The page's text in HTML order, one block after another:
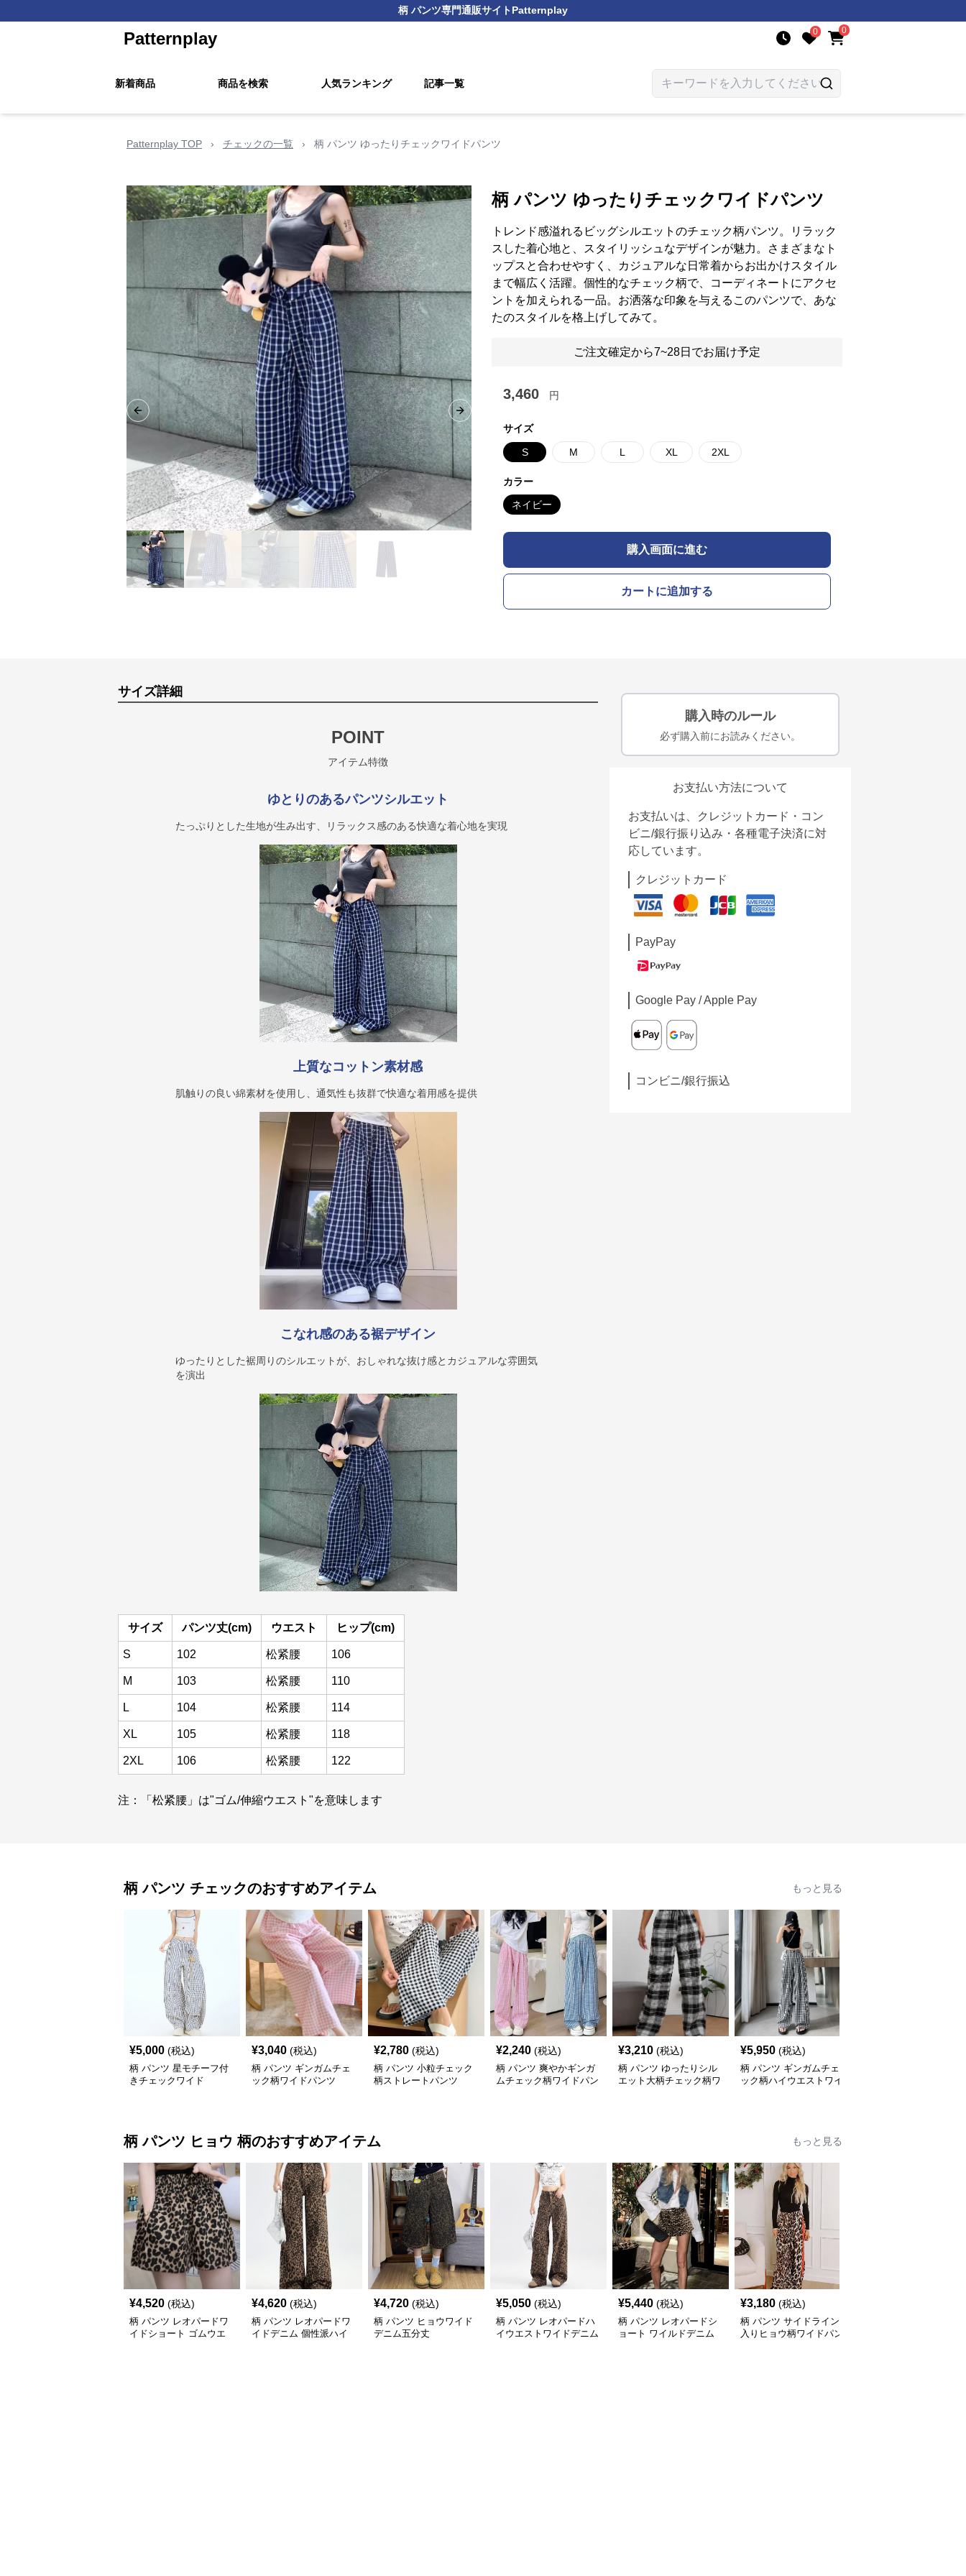
柄 パンツ専門通販サイトPatternplay
Patternplay 0 0
新着商品 商品を検索 人気ランキング 記事一覧
Patternplay TOP › チェックの一覧 › 柄 パンツ ゆったりチェックワイドパンツ
Previous slide Next slide
柄 パンツ ゆったりチェックワイドパンツ
トレンド感溢れるビッグシルエットのチェック柄パンツ。リラック
スした着心地と、スタイリッシュなデザインが魅力。さまざまなト
ップスと合わせやすく、カジュアルな日常着からお出かけスタイル
まで幅広く活躍。個性的なチェック柄で、コーディネートにアクセ
ントを加えられる一品。お洒落な印象を与えるこのパンツで、あな
たのスタイルを格上げしてみて。
ご注文確定から7~28日でお届け予定
3,460 円
サイズ
S M L XL 2XL
カラー
ネイビー
購入画面に進む
カートに追加する
サイズ詳細
POINT
アイテム特徴
ゆとりのあるパンツシルエット
たっぷりとした生地が生み出す、リラックス感のある快適な着心地を実現
上質なコットン素材感
肌触りの良い綿素材を使用し、通気性も抜群で快適な着用感を提供
こなれ感のある裾デザイン
ゆったりとした裾周りのシルエットが、おしゃれな抜け感とカジュアルな雰囲気
を演出
サイズ パンツ丈(cm) ウエスト ヒップ(cm)
S 102 松紧腰 106
M 103 松紧腰 110
L 104 松紧腰 114
XL 105 松紧腰 118
2XL 106 松紧腰 122
注：「松紧腰」は"ゴム/伸縮ウエスト"を意味します
購入時のルール
必ず購入前にお読みください。
お支払い方法について
お支払いは、クレジットカード・コン
ビニ/銀行振り込み・各種電子決済に対
応しています。
クレジットカード
PayPay
Google Pay / Apple Pay
コンビニ/銀行振込
柄 パンツ チェックのおすすめアイテム もっと見る
¥5,000 (税込)
柄 パンツ 星モチーフ付
きチェックワイド
¥3,040 (税込)
柄 パンツ ギンガムチェ
ック柄ワイドパンツ
¥2,780 (税込)
柄 パンツ 小粒チェック
柄ストレートパンツ
¥2,240 (税込)
柄 パンツ 爽やかギンガ
ムチェック柄ワイドパン
¥3,210 (税込)
柄 パンツ ゆったりシル
エット大柄チェック柄ワ
¥5,950 (税込)
柄 パンツ ギンガムチェ
ック柄ハイウエストワイ
柄 パンツ ヒョウ 柄のおすすめアイテム もっと見る
¥4,520 (税込)
柄 パンツ レオパードワ
イドショート ゴムウエ
¥4,620 (税込)
柄 パンツ レオパードワ
イドデニム 個性派ハイ
¥4,720 (税込)
柄 パンツ ヒョウワイド
デニム五分丈
¥5,050 (税込)
柄 パンツ レオパードハ
イウエストワイドデニム
¥5,440 (税込)
柄 パンツ レオパードシ
ョート ワイルドデニム
¥3,180 (税込)
柄 パンツ サイドライン
入りヒョウ柄ワイドパン